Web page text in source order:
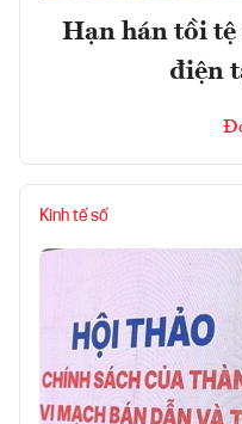
Hạn hán tồi tệ
điện
Kinh tế số